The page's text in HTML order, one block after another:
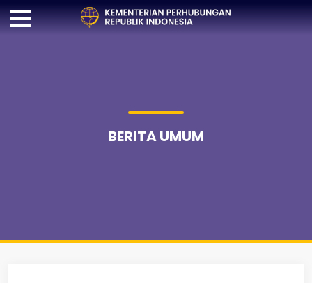
BERITA UMUM